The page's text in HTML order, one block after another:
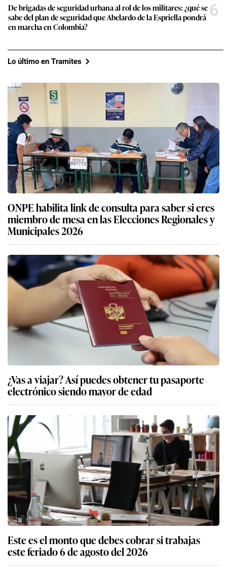
De brigadas de seguridad urbana al rol de los militares: ¿qué se
sabe del plan de seguridad que Abelardo de la Espriella pondrá
en marcha en Colombia?
6
Lo último en Tramites
ONPE habilita link de consulta para saber si eres
miembro de mesa en las Elecciones Regionales y
Municipales 2026
¿Vas a viajar? Así puedes obtener tu pasaporte
electrónico siendo mayor de edad
Este es el monto que debes cobrar si trabajas
este feriado 6 de agosto del 2026